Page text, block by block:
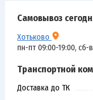
Самовывоз
Хотьково
пн-пт 09:00-19:00, сб-
Транспортной
Доставка до ТК